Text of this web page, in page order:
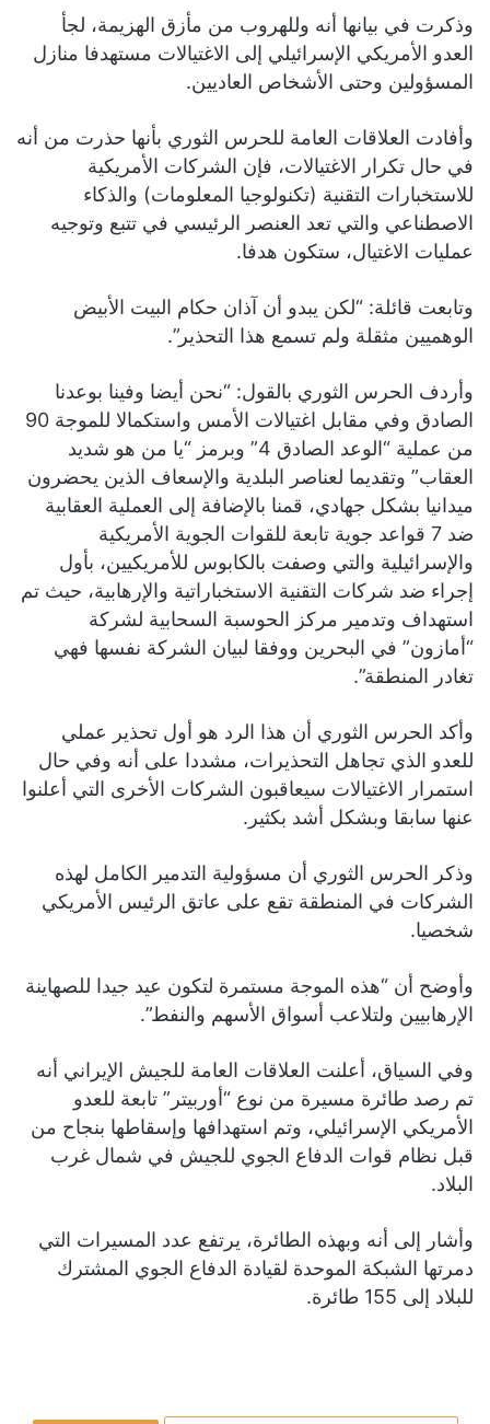
وذكرت في بيانها أنه وللهروب من مأزق الهزيمة، لجأ
العدو الأمريكي الإسرائيلي إلى الاغتيالات مستهدفا منازل
المسؤولين وحتى الأشخاص العاديين.
وأفادت العلاقات العامة للحرس الثوري بأنها حذرت من أنه
في حال تكرار الاغتيالات، فإن الشركات الأمريكية
للاستخبارات التقنية (تكنولوجيا المعلومات) والذكاء
الاصطناعي والتي تعد العنصر الرئيسي في تتبع وتوجيه
عمليات الاغتيال، ستكون هدفا.
وتابعت قائلة: “لكن يبدو أن آذان حكام البيت الأبيض
الوهميين مثقلة ولم تسمع هذا التحذير”.
وأردف الحرس الثوري بالقول: “نحن أيضا وفينا بوعدنا
الصادق وفي مقابل اغتيالات الأمس واستكمالا للموجة 90
من عملية “الوعد الصادق 4” وبرمز “يا من هو شديد
العقاب” وتقديما لعناصر البلدية والإسعاف الذين يحضرون
ميدانيا بشكل جهادي، قمنا بالإضافة إلى العملية العقابية
ضد 7 قواعد جوية تابعة للقوات الجوية الأمريكية
والإسرائيلية والتي وصفت بالكابوس للأمريكيين، بأول
إجراء ضد شركات التقنية الاستخباراتية والإرهابية، حيث تم
استهداف وتدمير مركز الحوسبة السحابية لشركة
“أمازون” في البحرين ووفقا لبيان الشركة نفسها فهي
تغادر المنطقة”.
وأكد الحرس الثوري أن هذا الرد هو أول تحذير عملي
للعدو الذي تجاهل التحذيرات، مشددا على أنه وفي حال
استمرار الاغتيالات سيعاقبون الشركات الأخرى التي أعلنوا
عنها سابقا وبشكل أشد بكثير.
وذكر الحرس الثوري أن مسؤولية التدمير الكامل لهذه
الشركات في المنطقة تقع على عاتق الرئيس الأمريكي
شخصيا.
وأوضح أن “هذه الموجة مستمرة لتكون عيد جيدا للصهاينة
الإرهابيين ولتلاعب أسواق الأسهم والنفط”.
وفي السياق، أعلنت العلاقات العامة للجيش الإيراني أنه
تم رصد طائرة مسيرة من نوع “أوربيتر” تابعة للعدو
الأمريكي الإسرائيلي، وتم استهدافها وإسقاطها بنجاح من
قبل نظام قوات الدفاع الجوي للجيش في شمال غرب
البلاد.
وأشار إلى أنه وبهذه الطائرة، يرتفع عدد المسيرات التي
دمرتها الشبكة الموحدة لقيادة الدفاع الجوي المشترك
للبلاد إلى 155 طائرة.